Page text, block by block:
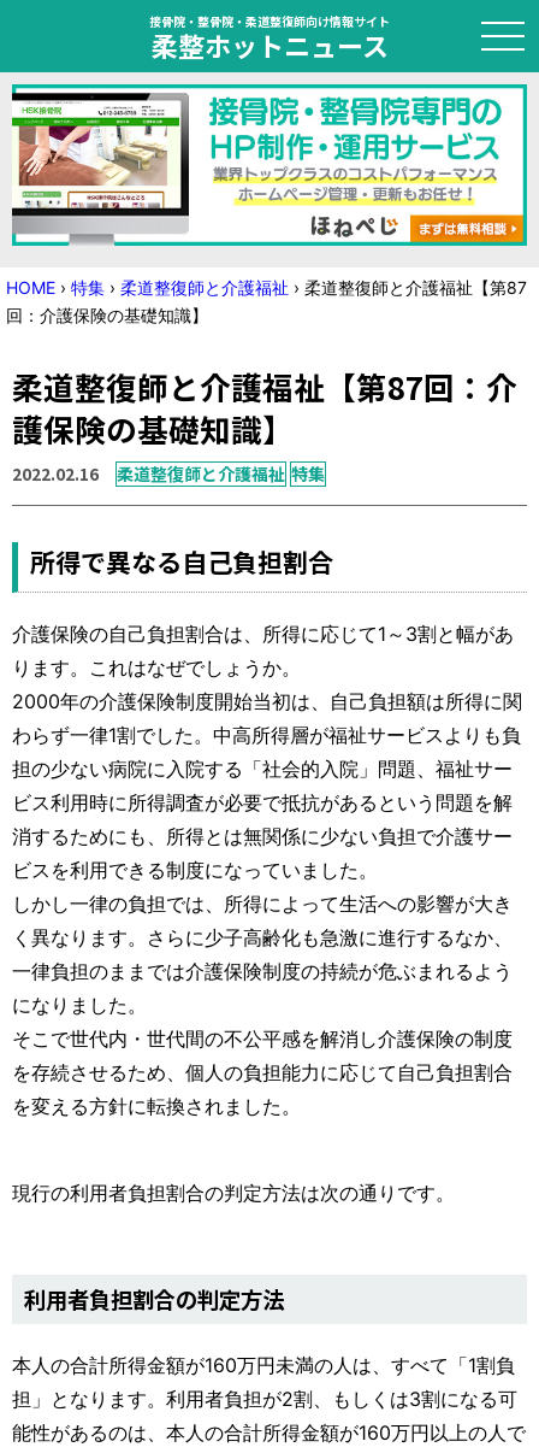
接骨院・整骨院・柔道整復師向け情報サイト
柔整ホットニュース
HOME
トピック
ニュース
国家試験対策
学会・セミナー情報
運営元 お問い合わせ
HOME › 特集 › 柔道整復師と介護福祉 › 柔道整復師と介護福祉【第87
回：介護保険の基礎知識】
柔道整復師と介護福祉【第87回：介
護保険の基礎知識】
2022.02.16 柔道整復師と介護福祉 特集
所得で異なる自己負担割合
介護保険の自己負担割合は、所得に応じて1～3割と幅があ
ります。これはなぜでしょうか。
2000年の介護保険制度開始当初は、自己負担額は所得に関
わらず一律1割でした。中高所得層が福祉サービスよりも負
担の少ない病院に入院する「社会的入院」問題、福祉サー
ビス利用時に所得調査が必要で抵抗があるという問題を解
消するためにも、所得とは無関係に少ない負担で介護サー
ビスを利用できる制度になっていました。
しかし一律の負担では、所得によって生活への影響が大き
く異なります。さらに少子高齢化も急激に進行するなか、
一律負担のままでは介護保険制度の持続が危ぶまれるよう
になりました。
そこで世代内・世代間の不公平感を解消し介護保険の制度
を存続させるため、個人の負担能力に応じて自己負担割合
を変える方針に転換されました。
現行の利用者負担割合の判定方法は次の通りです。
利用者負担割合の判定方法
本人の合計所得金額が160万円未満の人は、すべて「1割負
担」となります。利用者負担が2割、もしくは3割になる可
能性があるのは、本人の合計所得金額が160万円以上の人で